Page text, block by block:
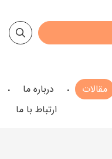
مقالات
درباره ما
ارتباط با ما